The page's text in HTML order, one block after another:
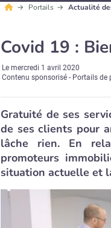
Portails Actualité
Covid 19 :
Lemercredi 1 avril 2020
Contenu sponsorisé - Portails de
Gratuité de ses
de ses clients pour
lâche rien. En
promoteurs
situation actuelle et